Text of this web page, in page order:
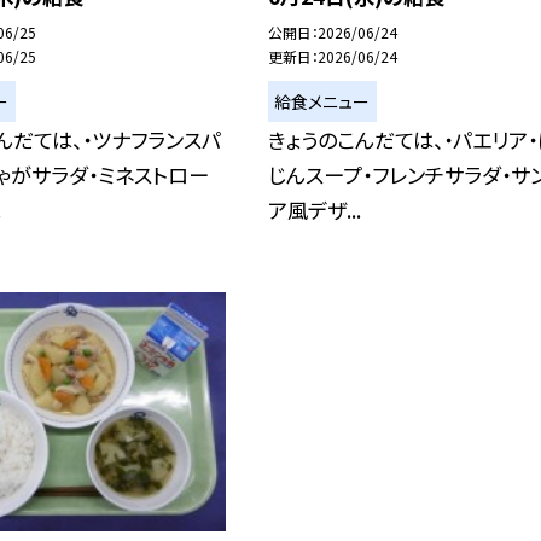
25
25
だては、・ツナフランスパ
がサラダ・ミネストロー
公開日 2026/06/24
更新日 2026/06/24
給食メニュー
きょうのこんだては、・パエリア
じんスープ・フレンチサラダ・サ
ア風デザ...